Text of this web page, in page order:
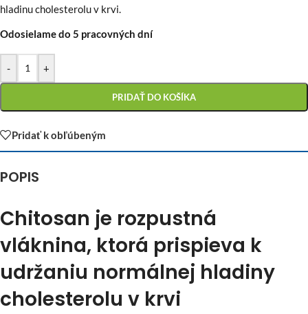
hladinu cholesterolu v krvi.
Odosielame do 5 pracovných dní
- +
PRIDAŤ DO KOŠÍKA
Pridať k obľúbeným
POPIS
Chitosan je rozpustná
vláknina, ktorá prispieva k
udržaniu normálnej hladiny
cholesterolu v krvi